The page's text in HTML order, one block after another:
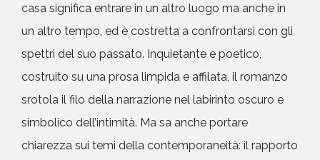
casa significa entrare in un altro luogo ma anche in
un altro tempo, ed è costretta a confrontarsi con gli
spettri del suo passato. Inquietante e poetico,
costruito su una prosa limpida e affilata, il romanzo
srotola il filo della narrazione nel labirinto oscuro e
simbolico dell’intimità. Ma sa anche portare
chiarezza sui temi della contemporaneità: il rapporto